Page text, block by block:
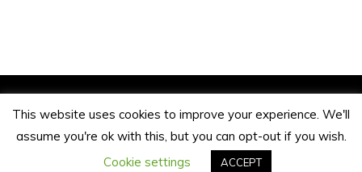
Jose Antonio Bautista 2020.
Funciona gracias a WordPress|Tema: Refined
Magazine de
Candid Themes
This website uses cookies to improve your experience. We'll
assume you're ok with this, but you can opt-out if you wish.
Cookie settings
ACCEPT